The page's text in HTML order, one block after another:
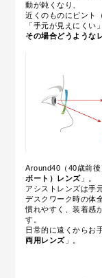
動が鈍くなり、
近くのものにピント
「手元が見えにくい
その場合どうような
Around40（40歳前後
ポート）レンズ」。
アシストレンズは手
デスクワーク時の体
慣れやすく、装着感
す。
日常的に遠くからお
両用レンズ」 。